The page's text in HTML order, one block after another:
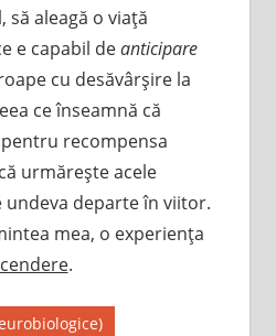
să aleagă o viaţă
e capabil deanticipare
cu desăvârşire la
ce înseamnă că
recompensa
urmăreşte acele
departe în viitor.
mea, o experienţa
.